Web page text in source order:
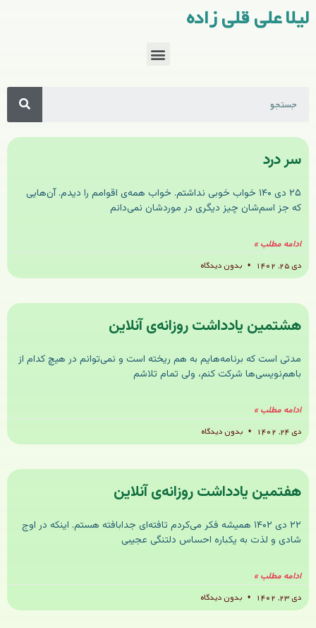
لیلا علی قلی زاده
سر درد
۲۵ دی ۱۴۰ خواب خوبی نداشتم. خواب همه‌ی اقوامم را دیدم. آن‌هایی
که جز اسم‌شان چیز دیگری در موردشان نمی‌دانم
ادامه مطلب »
دی ۲۵, ۱۴۰۲
بدون دیدگاه
هشتمین یادداشت روزانه‌ی آنلاین
مدتی است که برنامه‌هایم به هم ریخته است و نمی‌توانم در هیچ کدام از
باهم‌نویسی‌ها شرکت کنم، ولی تمام تلاشم
ادامه مطلب »
دی ۲۴, ۱۴۰۲
بدون دیدگاه
هفتمین یادداشت روزانه‌ی آنلاین
۲۲ دی ۱۴۰۲ همیشه فکر می‌کردم تافته‌ای جدابافته هستم. اینکه در اوج
شادی و لذت به یکباره احساس دلتنگی عجیبی
ادامه مطلب »
دی ۲۳, ۱۴۰۲
بدون دیدگاه